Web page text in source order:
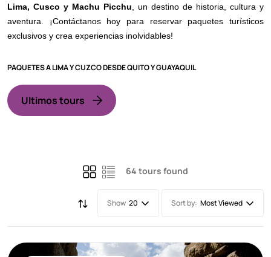
Lima, Cusco y Machu Picchu , un destino de historia, cultura y
aventura. ¡Contáctanos hoy para reservar paquetes turísticos
exclusivos y crea experiencias inolvidables!
PAQUETES A LIMA Y CUZCO DESDE QUITO Y GUAYAQUIL
Ultimos tours
64 tours found
Show 20 Sort by: Most Viewed